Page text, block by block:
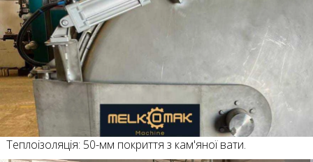
Теплоізоляція: 50-мм покриття з кам'яної вати.